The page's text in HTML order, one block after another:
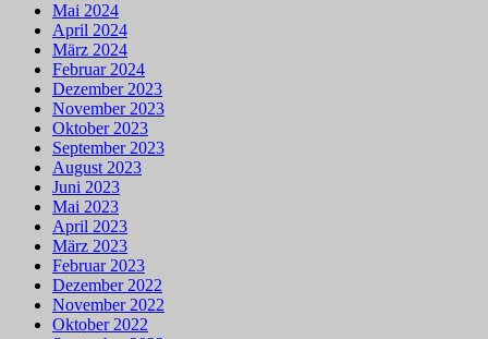
Mai 2024
April 2024
März 2024
Februar 2024
Dezember 2023
November 2023
Oktober 2023
September 2023
August 2023
Juni 2023
Mai 2023
April 2023
März 2023
Februar 2023
Dezember 2022
November 2022
Oktober 2022